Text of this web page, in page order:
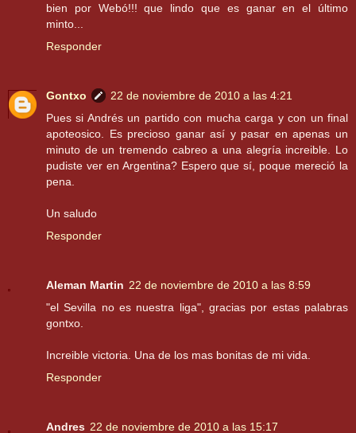
bien por Webó!!! que lindo que es ganar en el último
minto...
Responder
Gontxo
22 de noviembre de 2010 a las 4:21
Pues si Andrés un partido con mucha carga y con un final
apoteosico. Es precioso ganar así y pasar en apenas un
minuto de un tremendo cabreo a una alegría increible. Lo
pudiste ver en Argentina? Espero que sí, poque mereció la
pena.
Un saludo
Responder
Aleman Martin 22 de noviembre de 2010 a las 8:59
"el Sevilla no es nuestra liga", gracias por estas palabras
gontxo.
Increible victoria. Una de los mas bonitas de mi vida.
Responder
Andres 22 de noviembre de 2010 a las 15:17